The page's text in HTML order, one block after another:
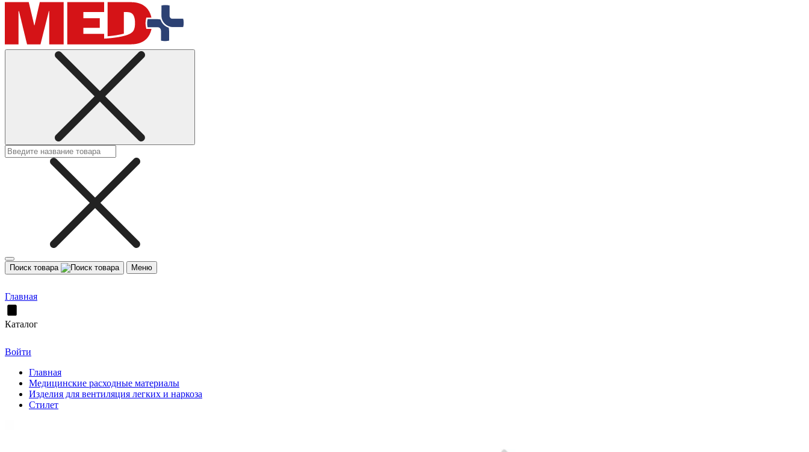
Поиск товара Меню
Главная
Каталог
Войти
Главная
Медицинские расходные материалы
Изделия для вентиляция легких и наркоза
Стилет